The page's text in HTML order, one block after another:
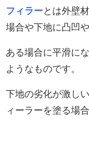
フィラーとは外壁
場合や下地に凸凹
ある場合に平滑に
ようなものです。
下地の劣化が激し
ィーラーを塗る場